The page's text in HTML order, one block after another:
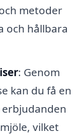
metoder
och hållbara
: Genom
kan du få en
vilket